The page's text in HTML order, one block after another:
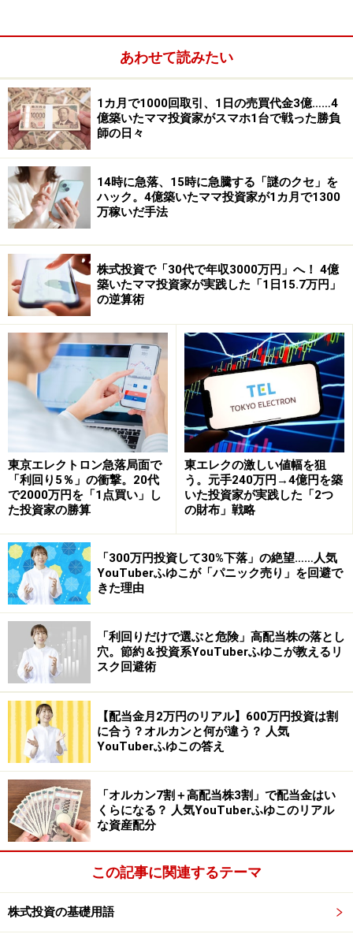
ミクニ<7247>：自動車関連品事業と航空機
部品輸入販売事業が好調
2018年8月15日株価 690円
最低購入単価：6万9000円
予想PER 9.2倍
実績PBR 0.72倍
現金配当予想利回り 2.2％
・ミクニの業務内容
燃料噴射装置キャブレターなどエンジン関連部品を得意
とする自動車・二輪車の部品メーカーです。特に二輪車
キャブレターで高シェアを獲得しており、スズキやヤマ
ハ発動機、マツダなどを得意先としています。特定の完
の拠点を通じて各国の大手メーカーと商品開発を行って
います。
展開する事業は、主に電子制御燃料噴射関連機器、ポン
プ類、ガス制御機器、暖房機などの自動車・二輪車部品
であり、ガス立ち消え安全装置をはじめとするガス制御
機器や加湿器など生活関連機器、また航空・宇宙部品の
輸入・販売も手掛けています。
各事業の売上構成比は自動車関連品65％、生活機器関連
品8％、航空機部品輸入販売20％で、海外比率は39％と
なっています（18/3期実績）。
・ミクニの業績
業績は好調です。2019年3月期第1四半期の業績は売上が
18.0％増の290億4600万円、営業利益が22.4％増の11億
連品事業と航空機部品輸入販売事業が好調に推移したこ
あわせて読みたい
1カ月で1000回取引、1日の売買代金3億……4
億築いたママ投資家がスマホ1台で戦った勝負
師の日々
14時に急落、15時に急騰する「謎のクセ」を
ハック。4億築いたママ投資家が1カ月で1300
万稼いだ手法
株式投資で「30代で年収3000万円」へ！ 4億
築いたママ投資家が実践した「1日15.7万円」
の逆算術
東京エレクトロン急落局面で
「利回り5％」の衝撃。20代
で2000万円を「1点買い」し
た投資家の勝算
東エレクの激しい値幅を狙
う。元手240万円→4億円を築
いた投資家が実践した「2つ
の財布」戦略
「300万円投資して30%下落」の絶望……人気
YouTuberふゆこが「パニック売り」を回避で
きた理由
「利回りだけで選ぶと危険」高配当株の落とし
穴。節約＆投資系YouTuberふゆこが教えるリ
スク回避術
【配当金月2万円のリアル】600万円投資は割
に合う？オルカンと何が違う？ 人気
YouTuberふゆこの答え
「オルカン7割＋高配当株3割」で配当金はい
くらになる？ 人気YouTuberふゆこのリアル
な資産配分
この記事に関連するテーマ
株式投資の基礎用語